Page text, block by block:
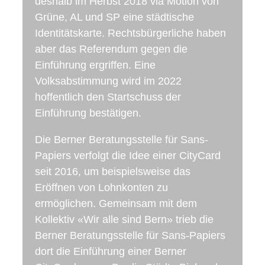
Grüne, AL und SP eine städtische
Identitätskarte. Rechtsbürgerliche haben
aber das Referendum gegen die
Einführung ergriffen. Eine
Volksabstimmung wird im 2022
hoffentlich den Startschuss der
Einführung bestätigen.
Die Berner Beratungsstelle für Sans-
Papiers verfolgt die Idee einer CityCard
seit 2016, um beispielsweise das
Eröffnen von Lohnkonten zu
ermöglichen. Gemeinsam mit dem
Kollektiv «Wir alle sind Bern» trieb die
Berner Beratungsstelle für Sans-Papiers
dort die Einführung einer Berner